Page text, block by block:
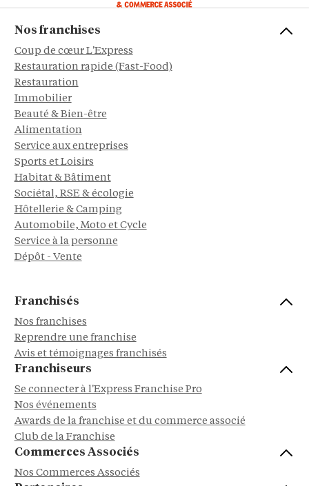
Nos franchises
Coup de cœur L'Express
Restauration rapide (Fast-Food)
Restauration
Immobilier
Beauté & Bien-être
Alimentation
Service aux entreprises
Sports et Loisirs
Habitat & Bâtiment
Sociétal, RSE & écologie
Hôtellerie & Camping
Automobile, Moto et Cycle
Service à la personne
Dépôt - Vente
Franchisés
Nos franchises
Reprendre une franchise
Avis et témoignages franchisés
Franchiseurs
Se connecter à l'Express Franchise Pro
Nos événements
Awards de la franchise et du commerce associé
Club de la Franchise
Commerces Associés
Nos Commerces Associés